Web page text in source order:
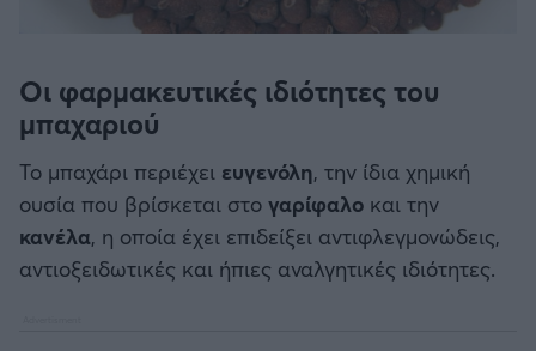
Οι φαρμακευτικές ιδιότητες του
μπαχαριού
Το μπαχάρι περιέχει ευγενόλη, την ίδια χημική
ουσία που βρίσκεται στο γαρίφαλο και την
κανέλα, η οποία έχει επιδείξει αντιφλεγμονώδεις,
αντιοξειδωτικές και ήπιες αναλγητικές ιδιότητες.